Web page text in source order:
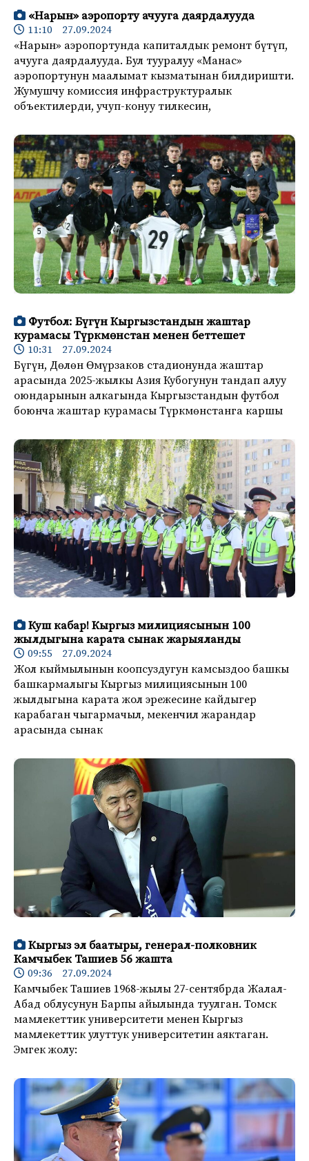
«Нарын» аэропорту ачууга даярдалууда
11:10 27.09.2024
«Нарын» аэропортунда капиталдык ремонт бүтүп,
ачууга даярдалууда. Бул тууралуу «Манас»
аэропортунун маалымат кызматынан билдиришти.
Жумушчу комиссия инфраструктуралык
объектилерди, учуп-конуу тилкесин,
Футбол: Бүгүн Кыргызстандын жаштар
курамасы Түркмөнстан менен беттешет
10:31 27.09.2024
Бүгүн, Дөлөн Өмүрзаков стадионунда жаштар
арасында 2025-жылкы Азия Кубогунун тандап алуу
оюндарынын алкагында Кыргызстандын футбол
боюнча жаштар курамасы Түркмөнстанга каршы
Куш кабар! Кыргыз милициясынын 100
жылдыгына карата сынак жарыяланды
09:55 27.09.2024
Жол кыймылынын коопсуздугун камсыздоо башкы
башкармалыгы Кыргыз милициясынын 100
жылдыгына карата жол эрежесине кайдыгер
карабаган чыгармачыл, мекенчил жарандар
арасында сынак
Кыргыз эл баатыры, генерал-полковник
Камчыбек Ташиев 56 жашта
09:36 27.09.2024
Камчыбек Ташиев 1968-жылы 27-сентябрда Жалал-
Абад облусунун Барпы айылында туулган. Томск
мамлекеттик университети менен Кыргыз
мамлекеттик улуттук университетин аяктаган.
Эмгек жолу: